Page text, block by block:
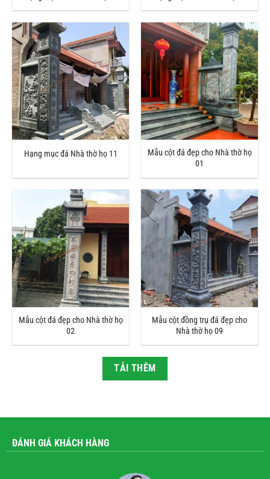
Hạng mục đá Nhà thờ họ 11
Mẫu cột đá đẹp cho Nhà thờ họ
01
Mẫu cột đá đẹp cho Nhà thờ họ
02
Mẫu cột đồng trụ đá đẹp cho
Nhà thờ họ 09
TẢI THÊM
ĐÁNH GIÁ KHÁCH HÀNG